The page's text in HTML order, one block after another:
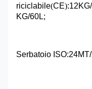
riciclabile(CE)
KG/60L;
Serbatoio ISO:24MT/